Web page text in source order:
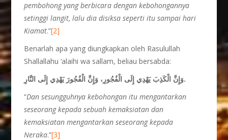
pembohong yang berbicara dengan kebohongannya
setinggi langit, lalu dia disiksa seperti itu sampai hari
Kiamat.”[2]
Benarlah apa yang diungkapkan oleh Rasulullah
Shallallahu ‘alaihi wa sallam, beliau bersabda:
وَإِنَّ الْكَذِبَ يَهْدِي إِلَى الْفُجُورِ، وَإِنَّ الْفُجُورَ يَهْدِي إِلَى النَّارِ.
“Dan sesungguhnya kebohongan itu mengantarkan
seseorang kepada sebuah kemaksiatan dan
kemaksiatan mengantarkan seseorang kepada
Neraka.”[3]